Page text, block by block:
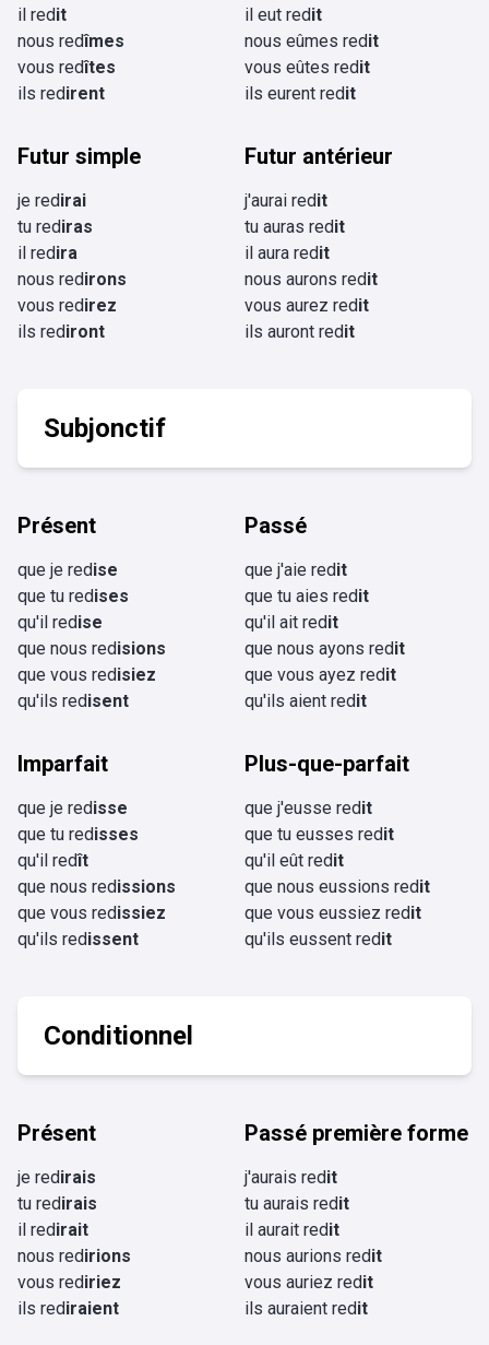
il redit
nous redîmes
vous redîtes
ils redirent
il eut redit
nous eûmes redit
vous eûtes redit
ils eurent redit
Futur simple
je redirai
tu rediras
il redira
nous redirons
vous redirez
ils rediront
Futur antérieur
j'aurai redit
tu auras redit
il aura redit
nous aurons redit
vous aurez redit
ils auront redit
Subjonctif
Présent
que je redise
que tu redises
qu'il redise
que nous redisions
que vous redisiez
qu'ils redisent
Passé
que j'aie redit
que tu aies redit
qu'il ait redit
que nous ayons redit
que vous ayez redit
qu'ils aient redit
Imparfait
que je redisse
que tu redisses
qu'il redît
que nous redissions
que vous redissiez
qu'ils redissent
Plus-que-parfait
que j'eusse redit
que tu eusses redit
qu'il eût redit
que nous eussions redit
que vous eussiez redit
qu'ils eussent redit
Conditionnel
Présent
je redirais
tu redirais
il redirait
nous redirions
vous rediriez
ils rediraient
Passé première forme
j'aurais redit
tu aurais redit
il aurait redit
nous aurions redit
vous auriez redit
ils auraient redit